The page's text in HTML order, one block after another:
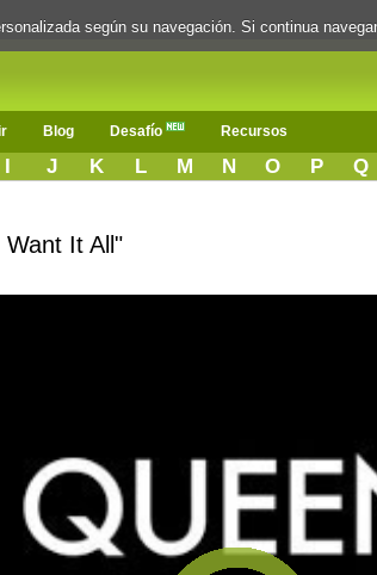
Blog Desafío Recursos
I J K L M N O P Q
It All"
según su navegación. Si continua